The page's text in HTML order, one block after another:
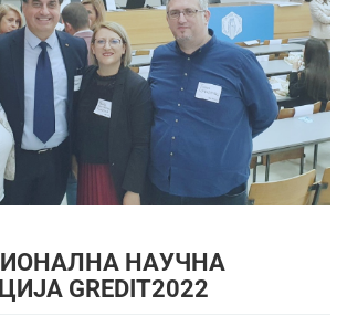
НАУЧНА
GREDIT2022